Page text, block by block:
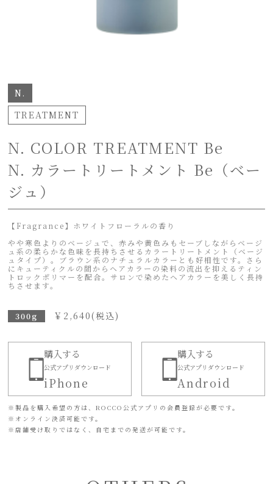
N.
TREATMENT
N. COLOR TREATMENT Be
N. カラートリートメント Be（ベー
ジュ）
【Fragrance】ホワイトフローラルの香り
やや寒色よりのベージュで、赤みや黄色みもセーブしながらベージ
ュ系の柔らかな色味を長持ちさせるカラートリートメント（ベージ
ュタイプ）。ブラウン系のナチュラルカラーとも好相性です。さら
にキューティクルの間からヘアカラーの染料の流出を抑えるティン
トロックポリマーを配合。サロンで染めたヘアカラーを美しく長持
ちさせます。
300g ￥ 2,640(税込)
購入する
公式アプリダウンロード
iPhone
購入する
公式アプリダウンロード
Android
※製品を購入希望の方は、ROCCO公式アプリの会員登録が必要です。
※ オンライン決済可能です。
※店舗受け取りではなく、自宅までの発送が可能です。